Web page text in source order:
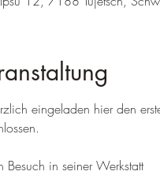
eingeladen hier den
Besuch in seiner Werkstatt